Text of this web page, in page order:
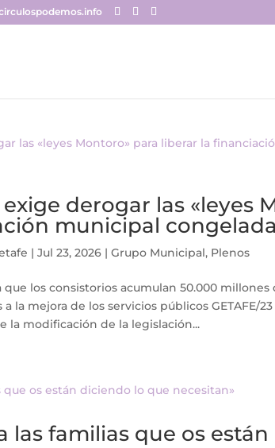
derogar las «leyes
municipal
|Jul 23, 2026 |Grupo Municipal, Plenos
los consistorios acumulan 50.000
la mejora de los servicios públicos GETAFE/
la modificación de la legislación...
las familias que os